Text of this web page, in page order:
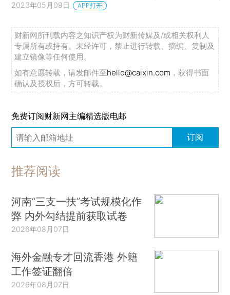
2023年05月09日 APP打开
财新网所刊载内容之知识产权为财新传媒及/或相关权利人
专属所有或持有。未经许可，禁止进行转载、摘编、复制及
建立镜像等任何使用。
如有意愿转载，请发邮件至hello@caixin.com ，获得书面
确认及授权后，方可转载。
免费订阅财新网主编精选版电邮
订阅
推荐阅读
河南“三支一扶”考试规模化作
弊 内外勾结提前获取试卷
2026年08月07日
海外金融专才回流香港 外籍
工作签证翻倍
2026年08月07日